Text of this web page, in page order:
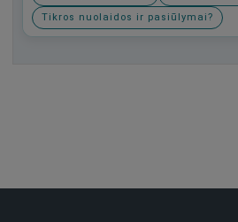
Tikros nuolaidos ir pasiūlymai?